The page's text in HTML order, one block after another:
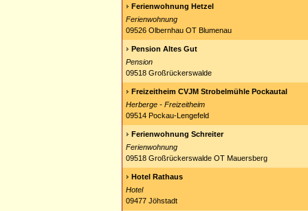
Ferienwohnung Hetzel
Ferienwohnung
09526 Olbernhau OT Blumenau
Pension Altes Gut
Pension
09518 Großrückerswalde
Freizeitheim CVJM Strobelmühle Pockautal
Herberge - Freizeitheim
09514 Pockau-Lengefeld
Ferienwohnung Schreiter
Ferienwohnung
09518 Großrückerswalde OT Mauersberg
Hotel Rathaus
Hotel
09477 Jöhstadt